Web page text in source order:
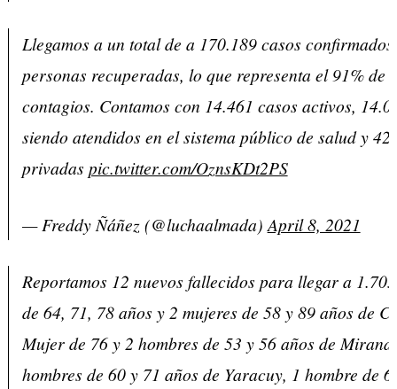
Llegamos a un total de a 170.189 casos
personas recuperadas, lo que representa el 91% de
contagios. Contamos con 14.461 casos activos,
siendo atendidos en el sistema público de salud y
privadas pic.twitter.com/OznsKDt2PS
— Freddy Ñáñez (@luchaalmada) April 8, 2021
Reportamos 12 nuevos fallecidos para llegar a
de 64, 71, 78 años y 2 mujeres de 58 y 89 años de
Mujer de 76 y 2 hombres de 53 y 56 años de
hombres de 60 y 71 años de Yaracuy, 1 hombre de